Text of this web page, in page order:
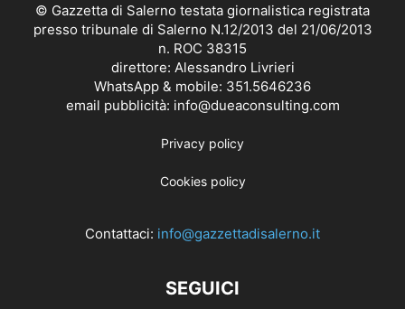
© Gazzetta di Salerno testata giornalistica registrata
presso tribunale di Salerno N.12/2013 del 21/06/2013
n. ROC 38315
direttore: Alessandro Livrieri
WhatsApp & mobile: 351.5646236
email pubblicità: info@dueaconsulting.com
Privacy policy
Cookies policy
Contattaci: info@gazzettadisalerno.it
SEGUICI